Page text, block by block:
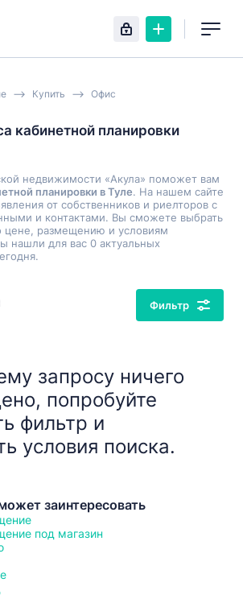
Купить Офис
кабинетной планировки
недвижимости «Акула» поможет вам
планировки в Туле. На нашем сайте
от собственников и риелторов с
и контактами. Вы сможете выбрать
цене, размещению и условиям
нашли для вас 0 актуальных
Фильтр
запросу ничего
попробуйте
фильтр и
условия поиска.
заинтересовать
под магазин